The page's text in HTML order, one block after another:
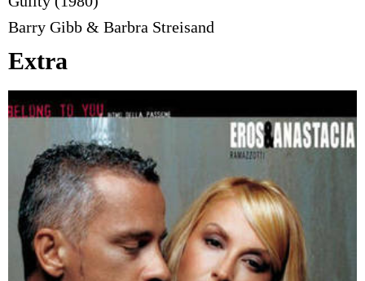
Barry Gibb & Barbra Streisand
Extra